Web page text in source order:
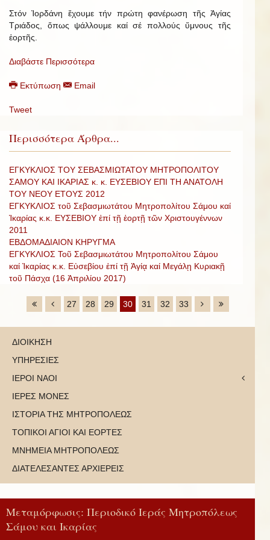
Στόν Ἰορδάνη ἔχουμε τήν πρώτη φανέρωση τῆς Ἁγίας
Τριάδος, ὅπως ψάλλουμε καί σέ πολλούς ὕμνους τῆς
ἑορτῆς.
Διαβάστε Περισσότερα
Εκτύπωση Email
Tweet
Περισσότερα Άρθρα...
ΕΓΚΥΚΛΙΟΣ ΤΟΥ ΣΕΒΑΣΜΙΩΤΑΤΟΥ ΜΗΤΡΟΠΟΛΙΤΟΥ
ΣΑΜΟΥ ΚΑΙ ΙΚΑΡΙΑΣ κ. κ. ΕΥΣΕΒΙΟΥ ΕΠΙ ΤΗ ΑΝΑΤΟΛΗ
ΤΟΥ ΝΕΟΥ ΕΤΟΥΣ 2012
ΕΓΚΥΚΛΙΟΣ τοῦ Σεβασμιωτάτου Μητροπολίτου Σάμου καί
Ἰκαρίας κ.κ. ΕΥΣΕΒΙΟΥ ἐπί τῇ ἑορτῇ τῶν Χριστουγέννων
2011
ΕΒΔΟΜΑΔΙΑΙΟΝ ΚΗΡΥΓΜΑ
ΕΓΚΥΚΛΙΟΣ Τοῦ Σεβασμιωτάτου Μητροπολίτου Σάμου
καί Ἰκαρίας κ.κ. Εὐσεβίου ἐπί τῇ Ἁγίᾳ καί Μεγάλῃ Κυριακῇ
τοῦ Πάσχα (16 Ἀπριλίου 2017)
27 28 29 30 31 32 33
ΔΙΟΙΚΗΣΗ
ΥΠΗΡΕΣΙΕΣ
ΙΕΡΟΙ ΝΑΟΙ
ΙΕΡΕΣ ΜΟΝΕΣ
ΙΣΤΟΡΙΑ ΤΗΣ ΜΗΤΡΟΠΟΛΕΩΣ
ΤΟΠΙΚΟΙ ΑΓΙΟΙ ΚΑΙ ΕΟΡΤΕΣ
ΜΝΗΜΕΙΑ ΜΗΤΡΟΠΟΛΕΩΣ
ΔΙΑΤΕΛΕΣΑΝΤΕΣ ΑΡΧΙΕΡΕΙΣ
Μεταμόρφωσις: Περιοδικό Ιεράς Μητροπόλεως
Σάμου και Ικαρίας